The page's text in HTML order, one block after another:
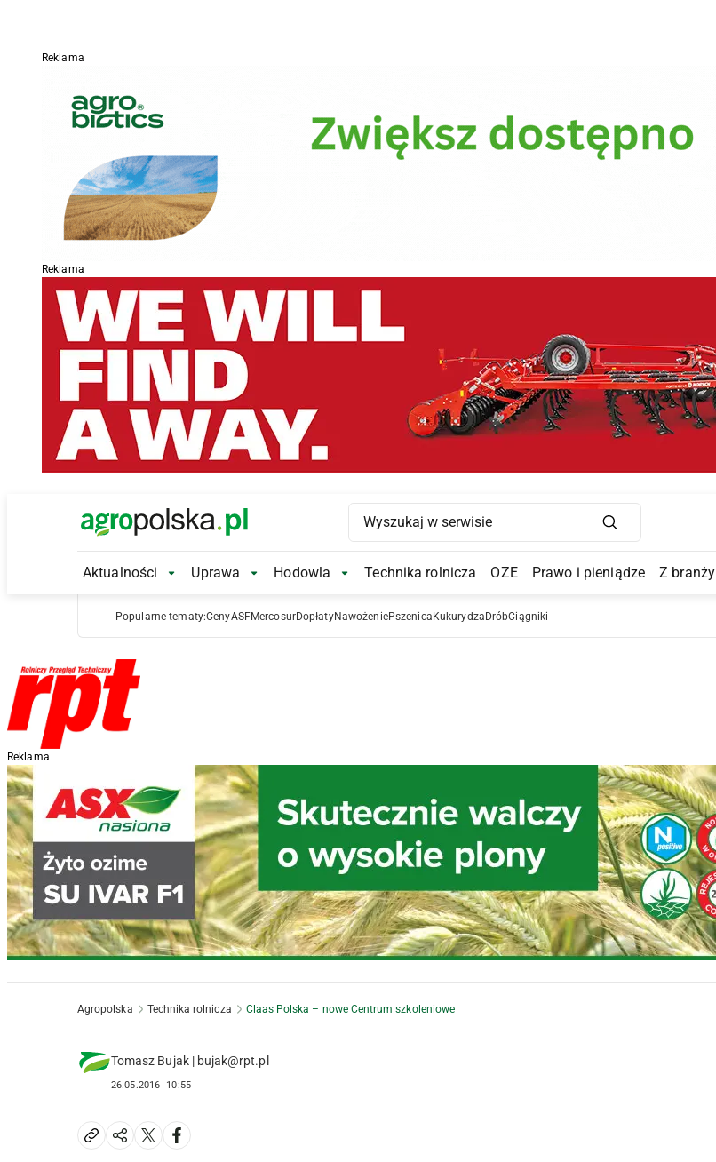
Reklama
Reklama
Main Logo
Main Navigation
Aktualności Aktualności Submenu
Uprawa Uprawa Submenu
Hodowla Hodowla Submenu
Technika rolnicza OZE Prawo i pieniądze Z branży
Popularne tematy:CenyASFMercosurDopłatyNawożeniePszenica Kukurydza DróbCiągniki
Reklama
Agropolska Technika rolnicza Claas Polska – nowe Centrum szkoleniowe
Tomasz Bujak | bujak@rpt.pl
26.05.2016 10:55